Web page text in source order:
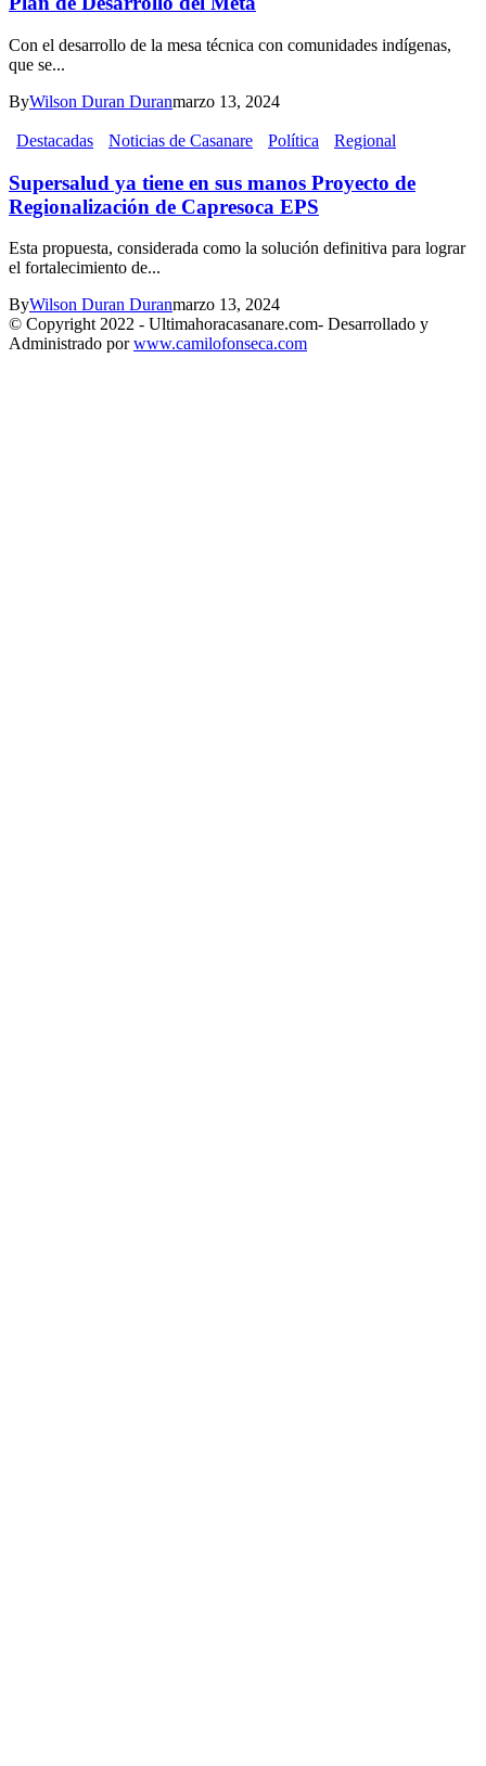
Con el desarrollo de la mesa técnica con comunidades indígenas,
que se...
ByWilson Duran Duranmarzo 13, 2024
Destacadas Noticias de Casanare Política Regional
Supersalud ya tiene en sus manos Proyecto de
Regionalización de Capresoca EPS
Esta propuesta, considerada como la solución definitiva para lograr
el fortalecimiento de...
ByWilson Duran Duranmarzo 13, 2024
© Copyright 2022 - Ultimahoracasanare.com- Desarrollado y
Administrado porwww.camilofonseca.com